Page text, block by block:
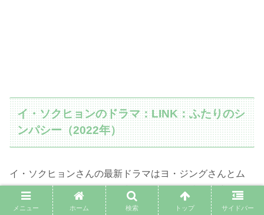
イ・ソクヒョンのドラマ：LINK：ふたりのシ
ンパシー（2022年）
イ・ソクヒョンさんの最新ドラマはヨ・ジングさんとム
ン・ガヨンさんという子役出身の人気俳優達が共演するこ
とで話題になっているドラマ「
LINK：ふたりのシンパシ
メニュー ホーム 検索 トップ サイドバー